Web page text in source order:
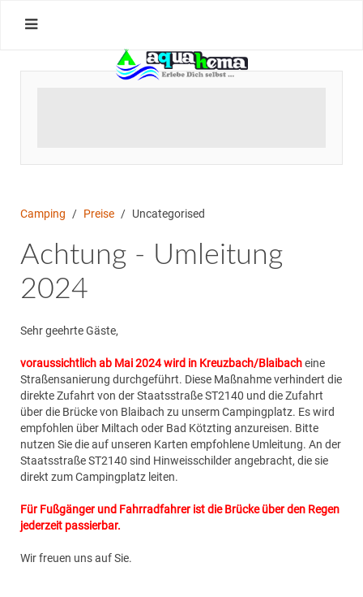
Camping Preise Uncategorised
Achtung - Umleitung
2024
Sehr geehrte Gäste,
voraussichtlich ab Mai 2024 wird in Kreuzbach/Blaibacheine
Straßensanierung durchgeführt. Diese Maßnahme verhindert die
direkte Zufahrt von der Staatsstraße ST2140 und die Zufahrt
über die Brücke von Blaibach zu unserm Campingplatz. Es wird
empfohlen über Miltach oder Bad Kötzting anzureisen. Bitte
nutzen Sie die auf unseren Karten empfohlene Umleitung. An der
Staatsstraße ST2140 sind Hinweisschilder angebracht, die sie
direkt zum Campingplatz leiten.
Für Fußgänger und Fahrradfahrer ist die Brücke über den Regen
jederzeit passierbar.
Wir freuen uns auf Sie.